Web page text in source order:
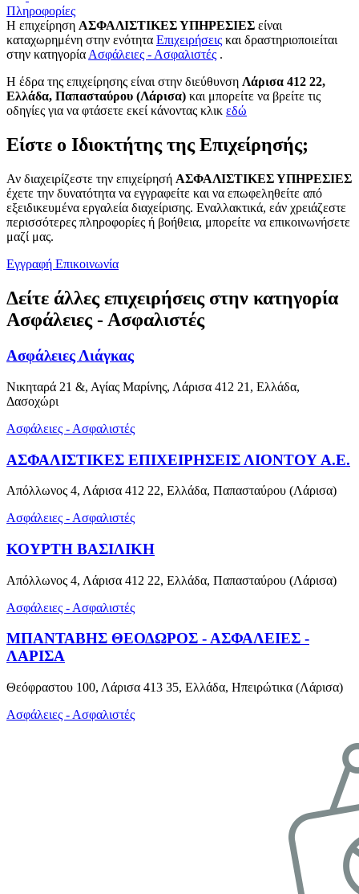
Πληροφορίες
Η επιχείρηση ΑΣΦΑΛΙΣΤΙΚΕΣ ΥΠΗΡΕΣΙΕΣ είναι
καταχωρημένη στην ενότητα Επιχειρήσεις και δραστηριοποιείται
στην κατηγορίαΑσφάλειες - Ασφαλιστές .
H έδρα της επιχείρησης είναι στην διεύθυνση Λάρισα 412 22,
Ελλάδα, Παπασταύρου (Λάρισα) και μπορείτε να βρείτε τις
οδηγίες για να φτάσετε εκεί κάνοντας κλικ εδώ
Είστε ο Ιδιοκτήτης της Επιχείρησής;
Αν διαχειρίζεστε την επιχείρησή ΑΣΦΑΛΙΣΤΙΚΕΣ ΥΠΗΡΕΣΙΕΣ
έχετε την δυνατότητα να εγγραφείτε και να επωφεληθείτε από
εξειδικευμένα εργαλεία διαχείρισης. Εναλλακτικά, εάν χρειάζεστε
περισσότερες πληροφορίες ή βοήθεια, μπορείτε να επικοινωνήσετε
μαζί μας.
Εγγραφή Επικοινωνία
Δείτε άλλες επιχειρήσεις στην κατηγορία
Ασφάλειες - Ασφαλιστές
Ασφάλειες Λιάγκας
Νικηταρά 21 &, Αγίας Μαρίνης, Λάρισα 412 21, Ελλάδα,
Δασοχώρι
Ασφάλειες - Ασφαλιστές
ΑΣΦΑΛΙΣΤΙΚΕΣ ΕΠΙΧΕΙΡΗΣΕΙΣ ΛΙΟΝΤΟΥ Α.Ε.
Απόλλωνος 4, Λάρισα 412 22, Ελλάδα, Παπασταύρου (Λάρισα)
Ασφάλειες - Ασφαλιστές
ΚΟΥΡΤΗ ΒΑΣΙΛΙΚΗ
Απόλλωνος 4, Λάρισα 412 22, Ελλάδα, Παπασταύρου (Λάρισα)
Ασφάλειες - Ασφαλιστές
ΜΠΑΝΤΑΒΗΣ ΘΕΟΔΩΡΟΣ - ΑΣΦΑΛΕΙΕΣ -
ΛΑΡΙΣΑ
Θεόφραστου 100, Λάρισα 413 35, Ελλάδα, Ηπειρώτικα (Λάρισα)
Ασφάλειες - Ασφαλιστές